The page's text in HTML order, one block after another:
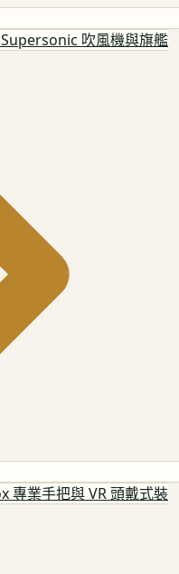
吹風機與旗艦
專業手把與 VR 頭戴式裝